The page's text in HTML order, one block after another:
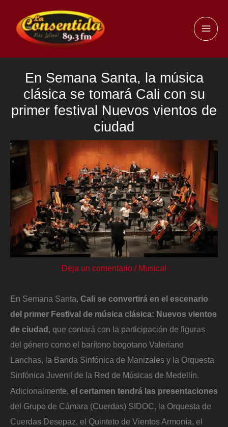
contenido
En Semana Santa, la música
clásica se tomará Cali con su
primer festival Nuevos vientos de
ciudad
Deja un comentario / Musical
En Semana Santa, Cali se convertirá en el escenario
del primer Festival de música clásica: Nuevos vientos
de ciudad, que contará con la participación de figuras
del género como el barítono bogotano Valeriano
Lanchas, la Banda Sinfónica de Manizales y la Orquesta
Sinfónica Juvenil de la Red de Músicas de Medellín.
Adicionalmente, el certamen tendrá las presentaciones
del Grupo de Cámara (Cuerdas) SIDOC, la Orquesta de
Cuerdas Desepaz, el Quinteto de Vientos Armonía, el